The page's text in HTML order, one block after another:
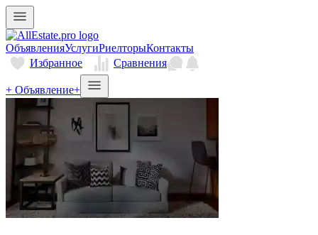
ОбъявленияУслугиРиелторыКонтакты
Избранное
Сравнения
+ Объявление+